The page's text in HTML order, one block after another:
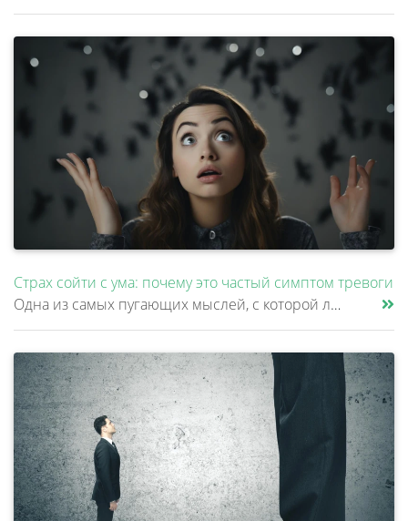
Страх сойти с ума: почему это частый симптом тревоги
Одна из самых пугающих мыслей, с которой люди приходят к психиатру – это страх сойти с ума. Причем многие стесняются рас......